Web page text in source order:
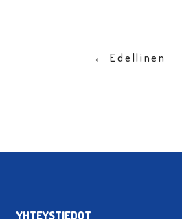
← Edellinen
YHTEYSTIEDOT